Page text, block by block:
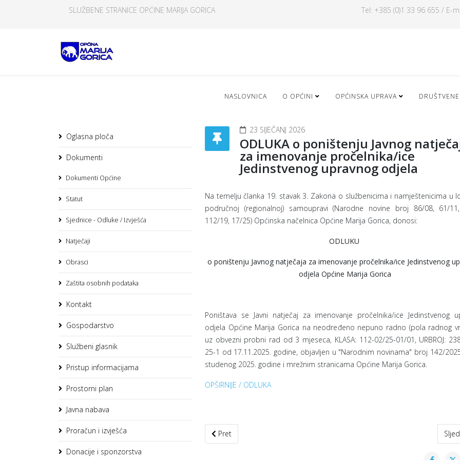
SLUŽBENE STRANICE OPĆINE MARIJA GORICA Tel: +385 (0)1 33 96 655 / E-
NASLOVNICA O OPĆINI OPĆINSKA UPRAVA
Oglasna ploča
Dokumenti
Dokumenti Općine
Statut
Sjednice - Odluke / Izvješća
Natječaji
Obrasci
Zaštita osobnih podataka
Kontakt
Gospodarstvo
Službeni glasnik
Pristup informacijama
Prostorni plan
Javna nabava
Proračun i izvješća
Donacije i sponzorstva
23 SIJEČANJ 2026
ODLUKA o poništenju Javnog
za imenovanje pročelnika/ice
Jedinstvenog upravnog odjela
Na temelju članka 19. stavak 3. Zakona o službenicima i namještenicima u
područnoj (regionalnoj) samoupravi (Narodne novine broj 86/08, 61/
112/19, 17/25) Općinska načelnica Općine Marija Gorica, donosi:
ODLUKU
o poništenju Javnog natječaja za imenovanje pročelnika/ice Jedinstvenog
odjela Općine Marija Gorica
Poništava se Javni natječaj za imenovanje pročelnika/ice Jedinstvenog
odjela Općine Marija Gorica na neodređeno nepuno radno (pola radnog
uz obvezni probni rad od 3 mjeseca, KLASA: 112-02/25-01/01, URBROJ:
25-1 od 17.11.2025. godine, objavljen u "Narodnim novinama" broj 142/
studenog 2025. godine i mrežnim stranicama Općine Marija Gorica.
OPŠIRNIJE / ODLUKA
Prethodni članak: Božićna čestitka
Pret